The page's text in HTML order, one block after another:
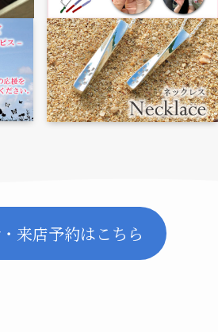
来店予約はこちら